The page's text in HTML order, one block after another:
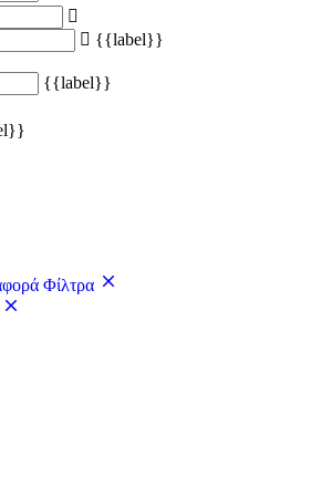
{{label}}
{{label}}
Φίλτρα